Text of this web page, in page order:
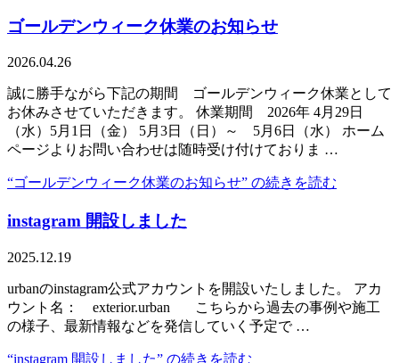
ゴールデンウィーク休業のお知らせ
2026.04.26
誠に勝手ながら下記の期間 ゴールデンウィーク休業として
お休みさせていただきます。 休業期間 2026年 4月29日
（水）5月1日（金） 5月3日（日）～ 5月6日（水） ホーム
ページよりお問い合わせは随時受け付けておりま …
“ゴールデンウィーク休業のお知らせ” の続きを読む
instagram 開設しました
2025.12.19
urbanのinstagram公式アカウントを開設いたしました。 アカ
ウント名： exterior.urban こちらから過去の事例や施工
の様子、最新情報などを発信していく予定で …
“instagram 開設しました” の続きを読む